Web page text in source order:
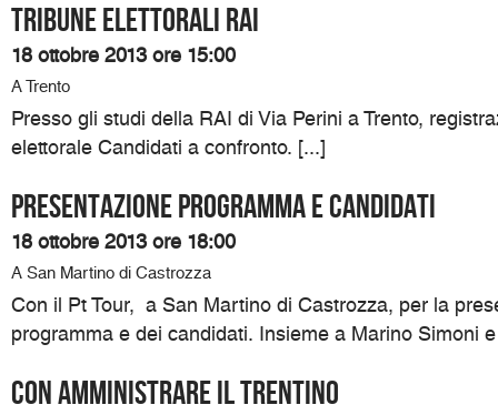
TRIBUNE ELETTORALI RAI
18 ottobre 2013 ore 15:00
A Trento
Presso gli studi della RAI di Via Perini a Trento,
elettorale Candidati a confronto. [...]
Presentazione programma e candidati
18 ottobre 2013 ore 18:00
A San Martino di Castrozza
Con il Pt Tour, a San Martino di Castrozza, per la
programma e dei candidati. Insieme a Marino Simoni
Con Amministrare il Trentino